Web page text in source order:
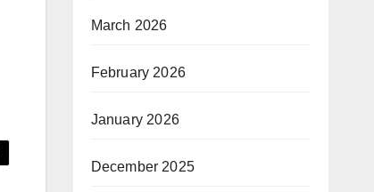
March 2026
February 2026
January 2026
December 2025